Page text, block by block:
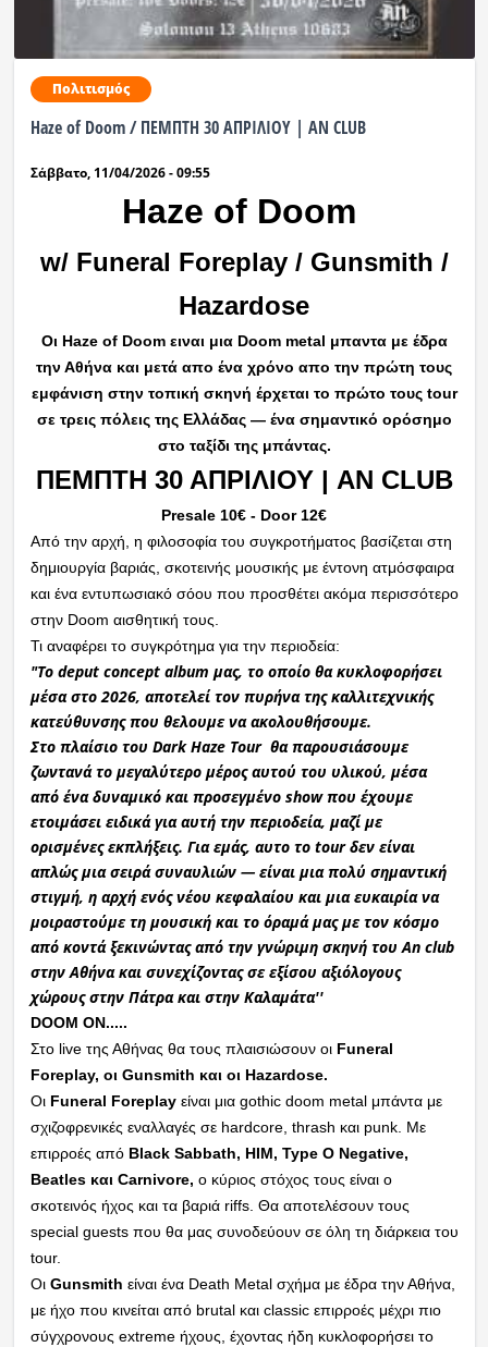
Πολιτισμός
Haze of Doom / ΠΕΜΠΤΗ 30 ΑΠΡΙΛΙΟΥ | AN CLUB
Σάββατο, 11/04/2026 - 09:55
Haze of Doom
w/ Funeral Foreplay / Gunsmith /
Hazardose
Οι Haze of Doom ειναι μια Doom metal μπαντα με έδρα
την Αθήνα και μετά απο ένα χρόνο απο την πρώτη τους
εμφάνιση στην τοπική σκηνή έρχεται το πρώτο τους tour
σε τρεις πόλεις της Ελλάδας — ένα σημαντικό ορόσημο
στο ταξίδι της μπάντας.
ΠΕΜΠΤΗ 30 ΑΠΡΙΛΙΟΥ | AN CLUB
Presale 10€ - Door 12€‍
Από την αρχή, η φιλοσοφία του συγκροτήματος βασίζεται στη
δημιουργία βαριάς, σκοτεινής μουσικής με έντονη ατμόσφαιρα
και ένα εντυπωσιακό σόου που προσθέτει ακόμα περισσότερο
στην Doom αισθητική τους.
Τι αναφέρει το συγκρότημα για την περιοδεία:
"Το deput concept album μας, το οποίο θα κυκλοφορήσει
μέσα στο 2026, αποτελεί τον πυρήνα της καλλιτεχνικής
κατεύθυνσης που θελουμε να ακολουθήσουμε.
Στο πλαίσιο του Dark Haze Tour θα παρουσιάσουμε
ζωντανά το μεγαλύτερο μέρος αυτού του υλικού, μέσα
από ένα δυναμικό και προσεγμένο show που έχουμε
ετοιμάσει ειδικά για αυτή την περιοδεία, μαζί με
ορισμένες εκπλήξεις. Για εμάς, αυτο το tour δεν είναι
απλώς μια σειρά συναυλιών — είναι μια πολύ σημαντική
στιγμή, η αρχή ενός νέου κεφαλαίου και μια ευκαιρία να
μοιραστούμε τη μουσική και το όραμά μας με τον κόσμο
από κοντά ξεκινώντας από την γνώριμη σκηνή του An club
στην Αθήνα και συνεχίζοντας σε εξίσου αξιόλογους
χώρους στην Πάτρα και στην Καλαμάτα''
DOOM ON.....
Στο live της Αθήνας θα τους πλαισιώσουν οι Funeral
Foreplay, οι Gunsmith και οι Hazardose.
Οι Funeral Foreplayείναι μια gothic doom metal μπάντα με
σχιζοφρενικές εναλλαγές σε hardcore, thrash και punk. Με
επιρροές από Black Sabbath, HIM, Type O Negative,
Beatles και Carnivore, ο κύριος στόχος τους είναι ο
σκοτεινός ήχος και τα βαριά riffs. Θα αποτελέσουν τους
special guests που θα μας συνοδεύουν σε όλη τη διάρκεια του
tour.
Οι Gunsmith είναι ένα Death Metal σχήμα με έδρα την Αθήνα,
με ήχο που κινείται από brutal και classic επιρροές μέχρι πιο
σύγχρονους extreme ήχους, έχοντας ήδη κυκλοφορήσει το